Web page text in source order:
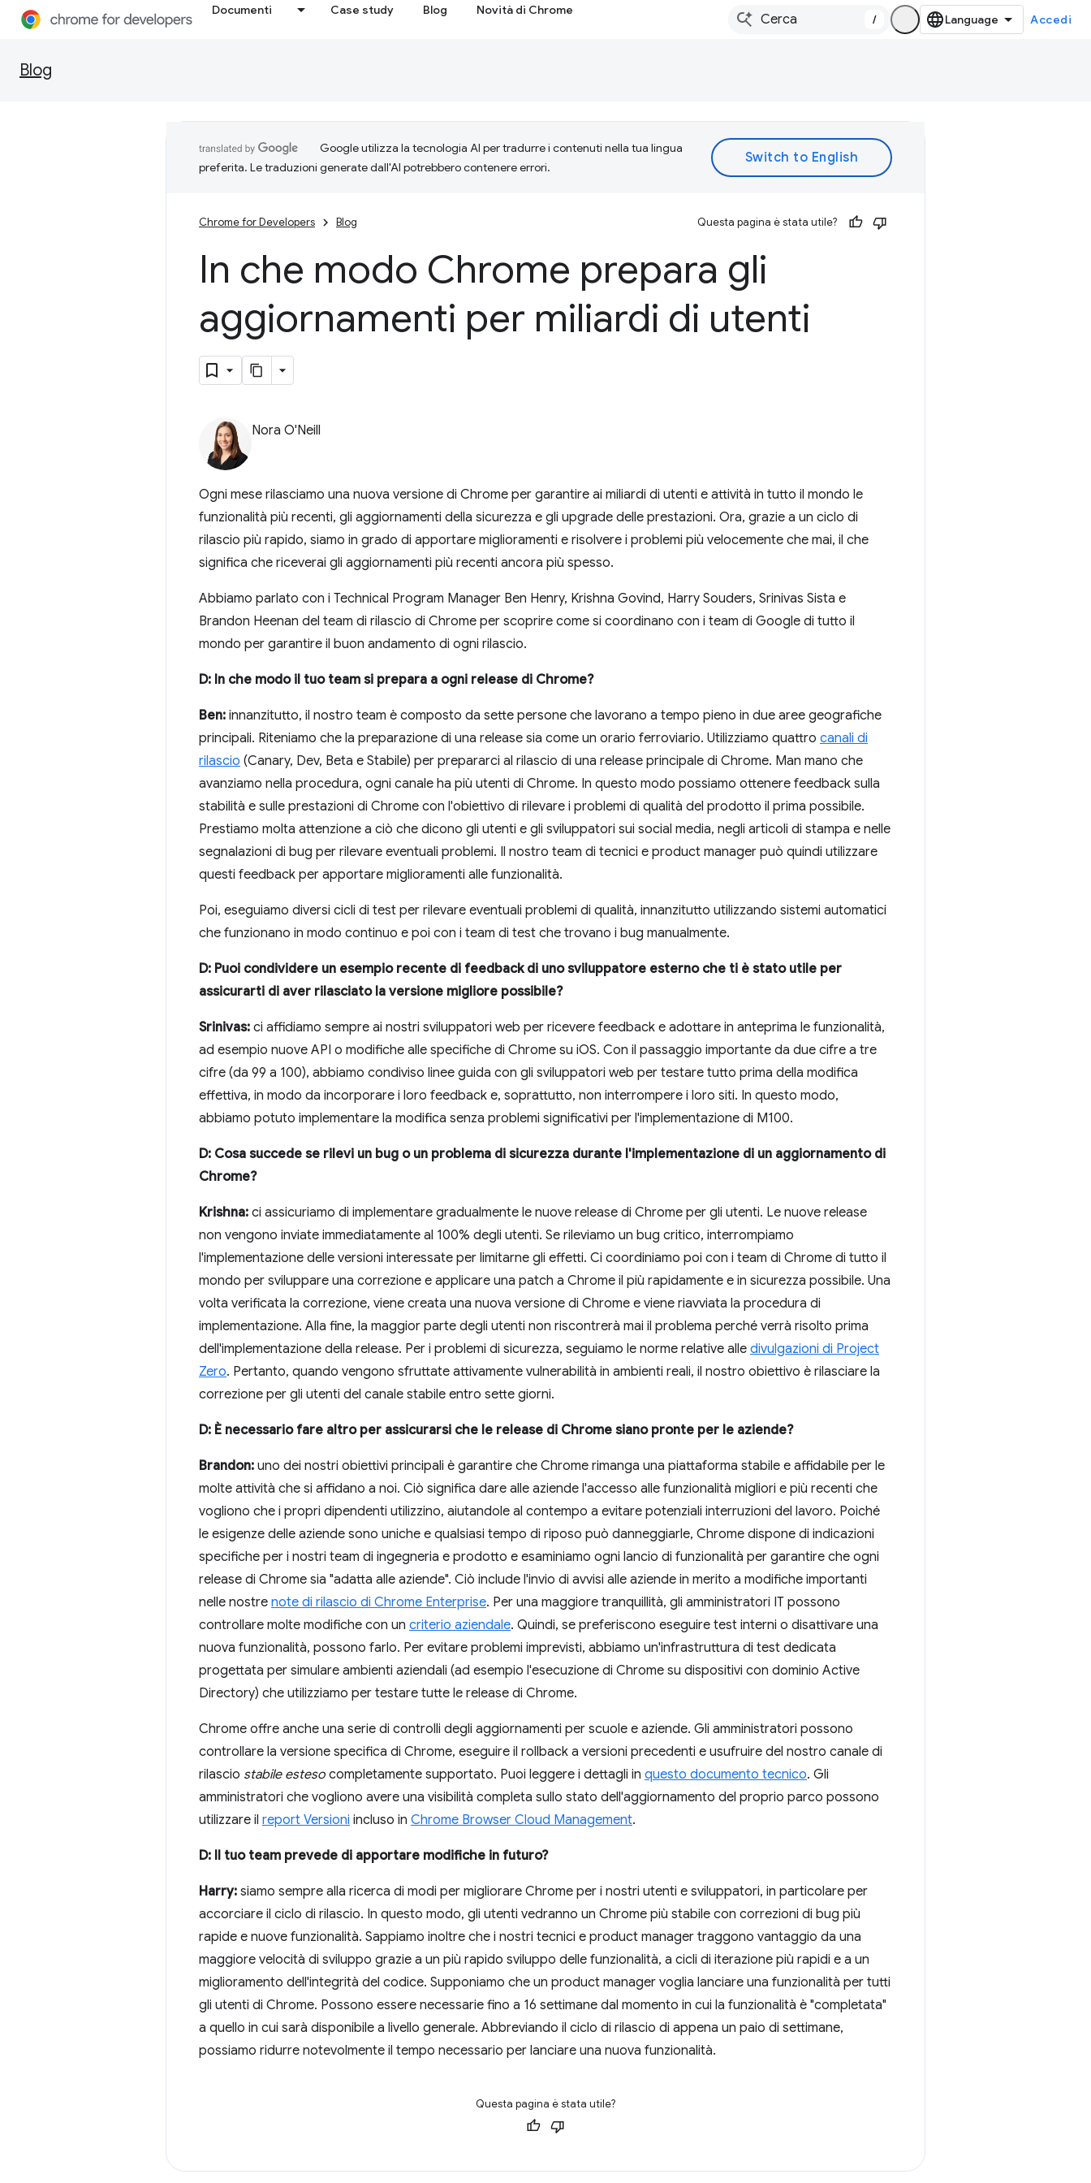
Documenti Case study Blog Novità di Chrome
/ Accedi
Blog
Google utilizza la tecnologia AI per tradurre i contenuti nella tua lingua
preferita. Le traduzioni generate dall'AI potrebbero contenere errori.
Chrome for Developers Blog Questa pagina è stata utile?
In che modo Chrome prepara gli
aggiornamenti per miliardi di utenti
Nora O'Neill
Ogni mese rilasciamo una nuova versione di Chrome per garantire ai miliardi di utenti e attività in tutto il mondo le
funzionalità più recenti, gli aggiornamenti della sicurezza e gli upgrade delle prestazioni. Ora, grazie a un ciclo di
rilascio più rapido, siamo in grado di apportare miglioramenti e risolvere i problemi più velocemente che mai, il che
significa che riceverai gli aggiornamenti più recenti ancora più spesso.
Abbiamo parlato con i Technical Program Manager Ben Henry, Krishna Govind, Harry Souders, Srinivas Sista e
Brandon Heenan del team di rilascio di Chrome per scoprire come si coordinano con i team di Google di tutto il
mondo per garantire il buon andamento di ogni rilascio.
D: In che modo il tuo team si prepara a ogni release di Chrome?
Ben: innanzitutto, il nostro team è composto da sette persone che lavorano a tempo pieno in due aree geografiche
principali. Riteniamo che la preparazione di una release sia come un orario ferroviario. Utilizziamo quattro canali di
rilascio (Canary, Dev, Beta e Stabile) per prepararci al rilascio di una release principale di Chrome. Man mano che
avanziamo nella procedura, ogni canale ha più utenti di Chrome. In questo modo possiamo ottenere feedback sulla
stabilità e sulle prestazioni di Chrome con l'obiettivo di rilevare i problemi di qualità del prodotto il prima possibile.
Prestiamo molta attenzione a ciò che dicono gli utenti e gli sviluppatori sui social media, negli articoli di stampa e nelle
segnalazioni di bug per rilevare eventuali problemi. Il nostro team di tecnici e product manager può quindi utilizzare
questi feedback per apportare miglioramenti alle funzionalità.
Poi, eseguiamo diversi cicli di test per rilevare eventuali problemi di qualità, innanzitutto utilizzando sistemi automatici
che funzionano in modo continuo e poi con i team di test che trovano i bug manualmente.
D: Puoi condividere un esempio recente di feedback di uno sviluppatore esterno che ti è stato utile per
assicurarti di aver rilasciato la versione migliore possibile?
Srinivas: ci affidiamo sempre ai nostri sviluppatori web per ricevere feedback e adottare in anteprima le funzionalità,
ad esempio nuove API o modifiche alle specifiche di Chrome su iOS. Con il passaggio importante da due cifre a tre
cifre (da 99 a 100), abbiamo condiviso linee guida con gli sviluppatori web per testare tutto prima della modifica
effettiva, in modo da incorporare i loro feedback e, soprattutto, non interrompere i loro siti. In questo modo,
abbiamo potuto implementare la modifica senza problemi significativi per l'implementazione di M100.
D: Cosa succede se rilevi un bug o un problema di sicurezza durante l'implementazione di un aggiornamento di
Chrome?
Krishna: ci assicuriamo di implementare gradualmente le nuove release di Chrome per gli utenti. Le nuove release
non vengono inviate immediatamente al 100% degli utenti. Se rileviamo un bug critico, interrompiamo
l'implementazione delle versioni interessate per limitarne gli effetti. Ci coordiniamo poi con i team di Chrome di tutto il
mondo per sviluppare una correzione e applicare una patch a Chrome il più rapidamente e in sicurezza possibile. Una
volta verificata la correzione, viene creata una nuova versione di Chrome e viene riavviata la procedura di
implementazione. Alla fine, la maggior parte degli utenti non riscontrerà mai il problema perché verrà risolto prima
dell'implementazione della release. Per i problemi di sicurezza, seguiamo le norme relative alle divulgazioni di Project
Zero. Pertanto, quando vengono sfruttate attivamente vulnerabilità in ambienti reali, il nostro obiettivo è rilasciare la
correzione per gli utenti del canale stabile entro sette giorni.
D: È necessario fare altro per assicurarsi che le release di Chrome siano pronte per le aziende?
Brandon: uno dei nostri obiettivi principali è garantire che Chrome rimanga una piattaforma stabile e affidabile per le
molte attività che si affidano a noi. Ciò significa dare alle aziende l'accesso alle funzionalità migliori e più recenti che
vogliono che i propri dipendenti utilizzino, aiutandole al contempo a evitare potenziali interruzioni del lavoro. Poiché
le esigenze delle aziende sono uniche e qualsiasi tempo di riposo può danneggiarle, Chrome dispone di indicazioni
specifiche per i nostri team di ingegneria e prodotto e esaminiamo ogni lancio di funzionalità per garantire che ogni
release di Chrome sia "adatta alle aziende". Ciò include l'invio di avvisi alle aziende in merito a modifiche importanti
nelle nostre note di rilascio di Chrome Enterprise. Per una maggiore tranquillità, gli amministratori IT possono
controllare molte modifiche con un criterio aziendale. Quindi, se preferiscono eseguire test interni o disattivare una
nuova funzionalità, possono farlo. Per evitare problemi imprevisti, abbiamo un'infrastruttura di test dedicata
progettata per simulare ambienti aziendali (ad esempio l'esecuzione di Chrome su dispositivi con dominio Active
Directory) che utilizziamo per testare tutte le release di Chrome.
Chrome offre anche una serie di controlli degli aggiornamenti per scuole e aziende. Gli amministratori possono
controllare la versione specifica di Chrome, eseguire il rollback a versioni precedenti e usufruire del nostro canale di
rilascio stabile esteso completamente supportato. Puoi leggere i dettagli in questo documento tecnico. Gli
amministratori che vogliono avere una visibilità completa sullo stato dell'aggiornamento del proprio parco possono
utilizzare il report Versioni incluso in Chrome Browser Cloud Management.
D: Il tuo team prevede di apportare modifiche in futuro?
Harry: siamo sempre alla ricerca di modi per migliorare Chrome per i nostri utenti e sviluppatori, in particolare per
accorciare il ciclo di rilascio. In questo modo, gli utenti vedranno un Chrome più stabile con correzioni di bug più
rapide e nuove funzionalità. Sappiamo inoltre che i nostri tecnici e product manager traggono vantaggio da una
maggiore velocità di sviluppo grazie a un più rapido sviluppo delle funzionalità, a cicli di iterazione più rapidi e a un
miglioramento dell'integrità del codice. Supponiamo che un product manager voglia lanciare una funzionalità per tutti
gli utenti di Chrome. Possono essere necessarie fino a 16 settimane dal momento in cui la funzionalità è "completata"
a quello in cui sarà disponibile a livello generale. Abbreviando il ciclo di rilascio di appena un paio di settimane,
possiamo ridurre notevolmente il tempo necessario per lanciare una nuova funzionalità.
Questa pagina è stata utile?